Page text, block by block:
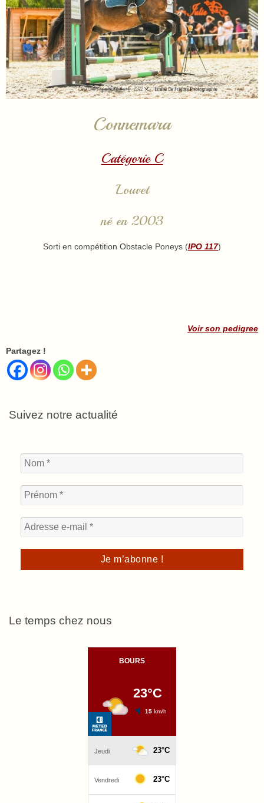
Connemara
Catégorie C
Louvet
né en 2003
Sorti en compétition Obstacle Poneys (IPO 117)
Voir son pedigree
Partagez !
Suivez notre actualité
Le temps chez nous